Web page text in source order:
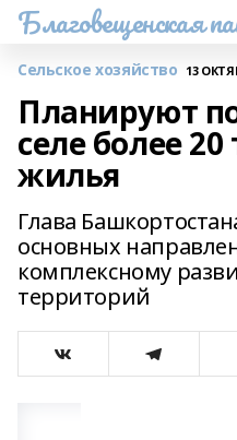
Благовещенская
Сельское хозяйство 13
Планируют
селе более
жилья
Глава
основных
комплексному
территорий